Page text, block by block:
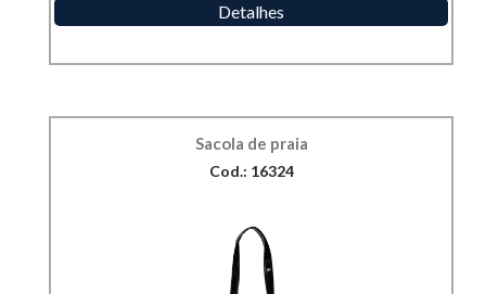
Detalhes
Sacola de praia
Cod.: 16324